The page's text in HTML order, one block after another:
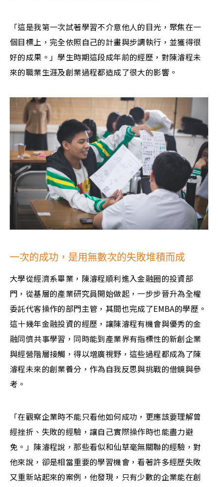
「這是我第一次試著學習不介意他人的目光，聚焦在一
個目標上，完全依照自己的計畫與步調執行，並獲得很
好的成果。」學生時期這段成年前的經歷，對陳濬程未
來的職業生涯及創業過程都造成了很大的影響。
一次的成功，是用無數次的失敗堆積而成
大學從經濟系畢業，陳濬程順利進入金融圈的投資部
門，從基層的產業研究員開始做起，一步步晉升為全權
委託代客操作的部門主管，其間也完成了EMBA的學歷。
這十幾年金融投資的經歷，讓陳濬程有機會與優秀的金
融同儕共事學習，同時能到產業界有指標性的新創企業
與經營階層接觸，得以增廣視野，這些過程都成為了陳
濬程未來的創業養分，作為自我反思與挑戰的借鏡與參
考。
「在觀察企業時不能只看他如何成功，更應該要理解曾
經挫折、失敗的經驗，讓自己實際操作時也能盡力避
免。」陳濬程說，那些看似和仙草毫無關聯的經驗，對
他來說，卻是相當重要的學習機會，看著許多經歷失敗
又重新站起來的案例，他發現，只有少數的企業能在創